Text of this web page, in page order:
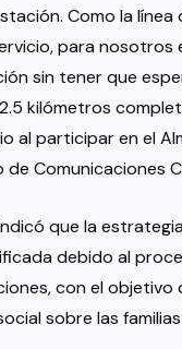
Como la línea
para nosotros
sin tener que
kilómetros
al participar en el
de Comunicaciones
que la
debido al
con el objetivo
sobre las